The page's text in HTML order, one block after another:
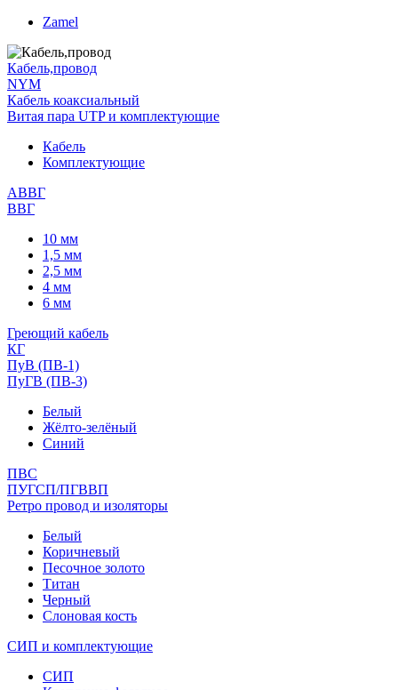
Zamel
Кабель,провод
NYM
Кабель коаксиальный
Витая пара UTP и комплектующие
Кабель
Комплектующие
АВВГ
ВВГ
10 мм
1,5 мм
2,5 мм
4 мм
6 мм
Греющий кабель
КГ
ПуВ (ПВ-1)
ПуГВ (ПВ-3)
Белый
Жёлто-зелёный
Синий
ПВС
ПУГСП/ПГВВП
Ретро провод и изоляторы
Белый
Коричневый
Песочное золото
Титан
Черный
Слоновая кость
СИП и комплектующие
СИП